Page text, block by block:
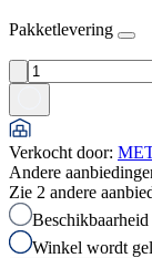
Pakketlevering
Verkocht door:
Andere
Zie 2 andere
Beschikbaarheid
Winkel wordt